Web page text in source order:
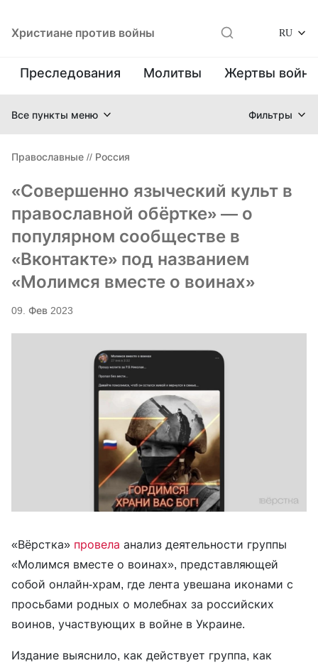
Христиане против войны RU
Преследования Молитвы Жертвы
Все пункты меню Фильтры
Православные // Россия
«Совершенно языческий культ в
православной обёртке» — о
популярном сообществе в
«Вконтакте» под названием
«Молимся вместе о воинах»
09. Фев 2023
«Вёрстка» провела анализ деятельности группы
«Молимся вместе о воинах», представляющей
собой онлайн-храм, где лента увешана иконами с
просьбами родных о молебнах за российских
воинов, участвующих в войне в Украине.
Издание выяснило, как действует группа, как